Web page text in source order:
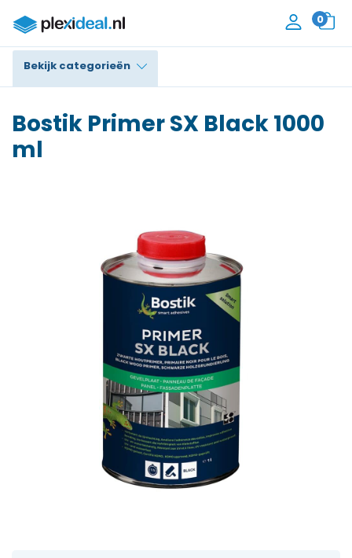
0
Bekijk categorieën
Polycarbonaat
Bostik Primer SX Black 1000
ml